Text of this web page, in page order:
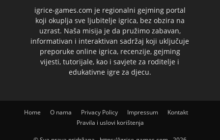
igrice-games.com je regionalni gejming portal
koji okuplja sve ljubitelje igrica, bez obzira na
uzrast. Naša misija je da pružimo zabavan,
informativan i interaktivan sadržaj koji uključuje
preporuke online igrica, recenzije, gejming
vijesti, tutorijale, kao i savjete za roditelje i
edukativne igre za djecu.
Home O nama Privacy Policy Impressum
Kontakt
Pravila i uslovi korištenja